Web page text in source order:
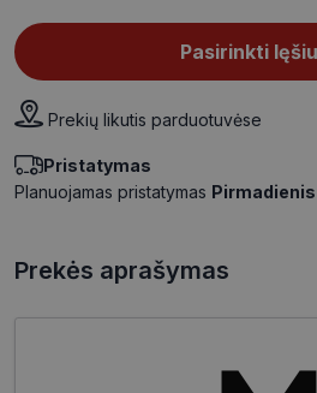
Pasirinkti
Prekių likutis parduotuvėse
Pristatymas
Planuojamas pristatymas
Prekės aprašymas